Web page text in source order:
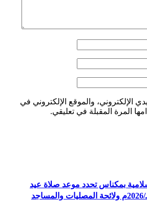
الإلكتروني، والموقع الإلكتروني في
المرة المقبلة في تعليقي.
بمكناس تحدد موعد صلاة عيد
الأضحى لعام 1447هـ/2026م ولائحة المصليات والمساجد